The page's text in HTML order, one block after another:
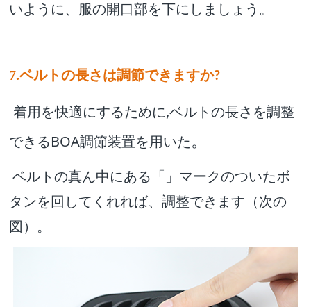
いように、服の開口部を下にしましょう。
7.ベルトの長さは調節できますか?
着用を快適にするために,ベルトの長さを調整
できるBOA調節装置を用いた。
ベルトの真ん中にある「」マークのついたボ
タンを回してくれれば、調整できます（次の
図）。